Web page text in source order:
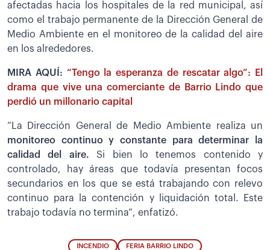
afectadas hacia los hospitales de la red municipal, así
como el trabajo permanente de la Dirección General de
Medio Ambiente en el monitoreo de la calidad del aire
en los alrededores.
MIRA AQUÍ: “Tengo la esperanza de rescatar algo”: El
drama que vive una comerciante de Barrio Lindo que
perdió un millonario capital
”La Dirección General de Medio Ambiente realiza un
monitoreo continuo y constante para determinar la
calidad del aire. Si bien lo tenemos contenido y
controlado, hay áreas que todavía presentan focos
secundarios en los que se está trabajando con relevo
continuo para la contención y liquidación total. Este
trabajo todavía no termina”, enfatizó.
INCENDIO FERIA BARRIO LINDO